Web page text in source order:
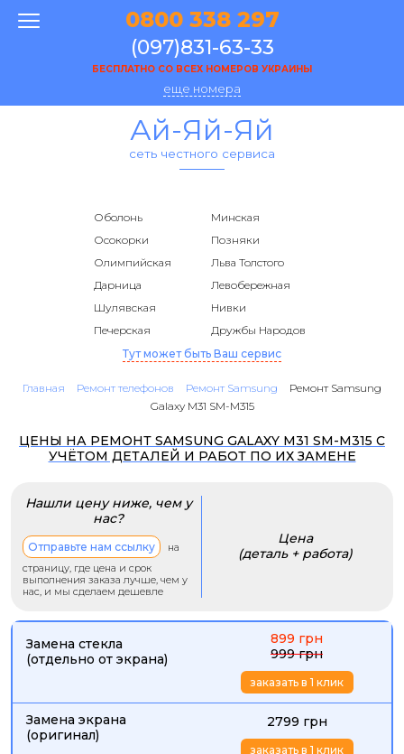
0800 338 297
(097)831-63-33
БЕСПЛАТНО СО ВСЕХ НОМЕРОВ УКРАИНЫ
еще номера
Ай-Яй-Яй
сеть честного сервиса
Оболонь
Минская
Осокорки
Позняки
Олимпийская
Льва Толстого
Дарница
Левобережная
Шулявская
Нивки
Печерская
Дружбы Народов
Тут может быть Ваш сервис
Главная Ремонт телефонов Ремонт Samsung
Ремонт Samsung
Galaxy M31 SM-M315
ЦЕНЫ НА РЕМОНТ SAMSUNG GALAXY M31 SM-M315 С
УЧЁТОМ ДЕТАЛЕЙ И РАБОТ ПО ИХ ЗАМЕНЕ
Нашли цену ниже, чем у
нас?
Отправьте нам ссылку
на
страницу, где цена и срок
выполнения заказа лучше, чем у
нас, и мы сделаем дешевле
Цена
(деталь + работа)
Замена стекла
(отдельно от экрана)
899 грн
999 грн
заказать в 1 клик
Замена экрана
(оригинал)
2799 грн
заказать в 1 клик